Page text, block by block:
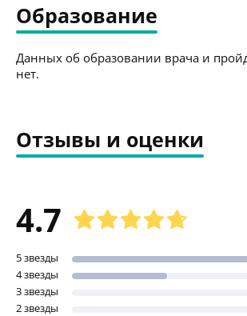
Образование
Данных об образовании врача и
нет.
Отзывы и оценки
4.7
5 звезды
4 звезды
3 звезды
2 звезды